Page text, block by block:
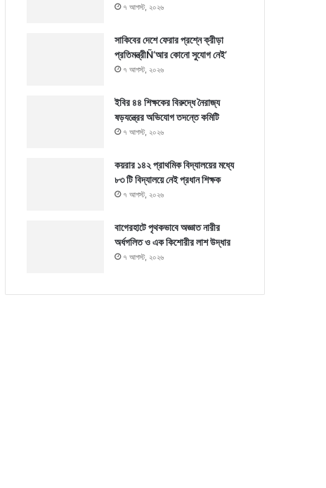
৭ আগস্ট, ২০২৬
সাকিবের দেশে ফেরার প্রশ্নে ক্রীড়া
প্রতিমন্ত্রীÑ‘আর কোনো সুযোগ নেই’
৭ আগস্ট, ২০২৬
ইবির ৪৪ শিক্ষকের বিরুদ্ধে নৈরাজ্য
ষড়যন্ত্রের অভিযোগ তদন্তে কমিটি
৭ আগস্ট, ২০২৬
কয়রার ১৪২ প্রাথমিক বিদ্যালয়ের মধ্যে
৮৩ টি বিদ্যালয়ে নেই প্রধান শিক্ষক
৭ আগস্ট, ২০২৬
বাগেরহাটে পৃথকভাবে অজ্ঞাত নারীর
অর্ধগলিত ও এক কিশোরীর লাশ উদ্ধার
৭ আগস্ট, ২০২৬